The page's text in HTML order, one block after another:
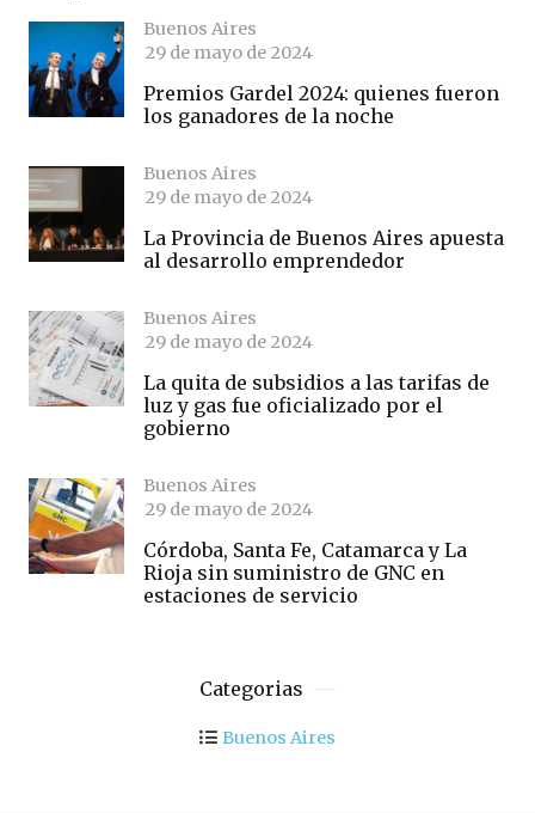
Buenos Aires
29 de mayo de 2024
Premios Gardel 2024: quienes fueron
los ganadores de la noche
Buenos Aires
29 de mayo de 2024
La Provincia de Buenos Aires apuesta
al desarrollo emprendedor
Buenos Aires
29 de mayo de 2024
La quita de subsidios a las tarifas de
luz y gas fue oficializado por el
gobierno
Buenos Aires
29 de mayo de 2024
Córdoba, Santa Fe, Catamarca y La
Rioja sin suministro de GNC en
estaciones de servicio
Categorias
Buenos Aires